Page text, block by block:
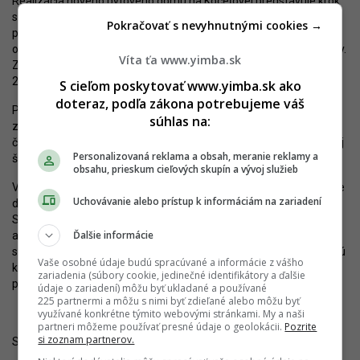
smerom k modernejšiemu a funkčnejšiemu mestskému
prostrediu. Kedy by sa mohol dostať do výstavby, je zatiaľ ťažké
odhadnúť, keďže aktuálne len začalo konanie o umiestnení stavby.
Zrejme sa však realizácia nezačne skôr ako v druhej polovici roka
2026.
Projekt je príkladom toho, ako možno prostredníctvom citlivého
zahusťovania a efektívneho využitia pozemkov rozvíjať mestské
časti bez straty ich charakteru. Napokon, severná časť ružinovskej
štvrte Nivy patrí k najkrajším lokalitám na bývanie v Bratislave.
Vysoko efektívne využitie pozemku v lokalite priniesol aj dávnejšie
dokončený projektSoforana zužujúcom sa pozemku medzi
Svätoplukovou a Kvačalovou ulicou. Projekt obsahuje rezidenčnú
aj administratívnu funkciu, pričom obe sú umiestnené v
samostatných budovách. Podobné realizácie pozitívne prispievajú
k zlepšeniu imidžu územia a dom na Koceľovej by sa k nim mohol
pridať.
Sledujte YIM.BA naInstagrame
Víta ťa www.yimba.sk
S cieľom poskytovať www.yimba.sk ako
doteraz, podľa zákona potrebujeme váš
súhlas na:
Personalizovaná reklama a obsah, meranie reklamy a
obsahu, prieskum cieľových skupín a vývoj služieb
Uchovávanie alebo prístup k informáciám na zariadení
Ďalšie informácie
Vaše osobné údaje budú spracúvané a informácie z vášho
zariadenia (súbory cookie, jedinečné identifikátory a ďalšie
údaje o zariadení) môžu byť ukladané a používané
225 partnermi a môžu s nimi byť zdieľané alebo môžu byť
využívané konkrétne týmito webovými stránkami. My a naši
partneri môžeme používať presné údaje o geolokácii. Pozrite
si zoznam partnerov.
Pokračovať s nevyhnutnými cookies →